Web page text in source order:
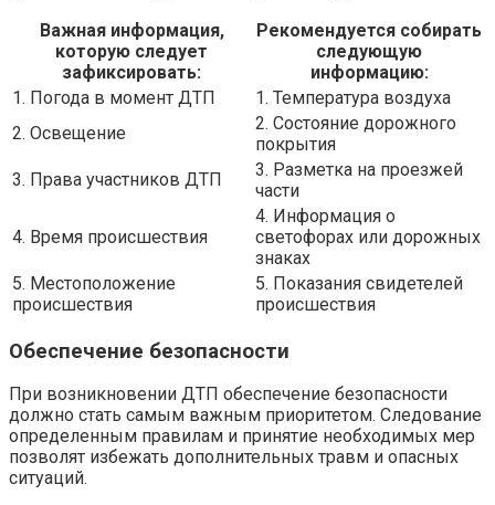
Важная информация,
которую следует
зафиксировать:
Рекомендуется собирать
следующую
информацию:
1. Погода в момент ДТП
1. Температура воздуха
2. Освещение
2. Состояние дорожного
покрытия
3. Права участников ДТП
3. Разметка на проезжей
части
4. Время происшествия
4. Информация о
светофорах или дорожных
знаках
5. Местоположение
происшествия
5. Показания свидетелей
происшествия
Обеспечение безопасности
При возникновении ДТП обеспечение безопасности
должно стать самым важным приоритетом. Следование
определенным правилам и принятие необходимых мер
позволят избежать дополнительных травм и опасных
ситуаций.